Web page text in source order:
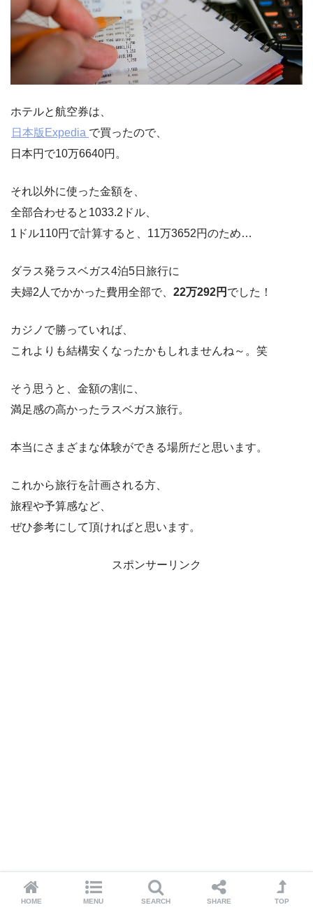
ホテルと航空券は、
日本版Expedia で買ったので、
日本円で10万6640円。
それ以外に使った金額を、
全部合わせると1033.2ドル、
1ドル110円で計算すると、11万3652円のため…
ダラス発ラスベガス4泊5日旅行に
夫婦2人でかかった費用全部で、 22万292円 でした！
カジノで勝っていれば、
これよりも結構安くなったかもしれませんね～。笑
そう思うと、金額の割に、
満足感の高かったラスベガス旅行。
本当にさまざまな体験ができる場所だと思います。
これから旅行を計画される方、
旅程や予算感など、
ぜひ参考にして頂ければと思います。
スポンサーリンク
HOME MENU SEARCH SHARE TOP